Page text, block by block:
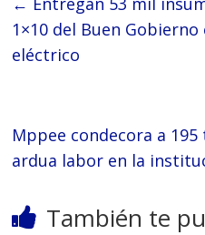
1×10 del Buen
eléctrico
Mppee condecora a
ardua labor en la
También te